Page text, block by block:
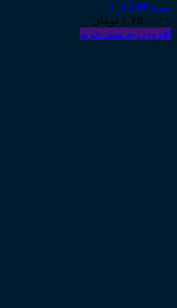
نمره 5.00 از 5
۱,۷۵۰,۰۰۰ تومان
افزودن به سبد خرید